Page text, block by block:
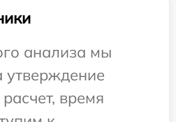
анализа мы
утверждение
время